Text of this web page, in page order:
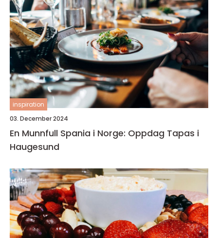
inspiration
03. December 2024
En Munnfull Spania i Norge: Oppdag Tapas i
Haugesund